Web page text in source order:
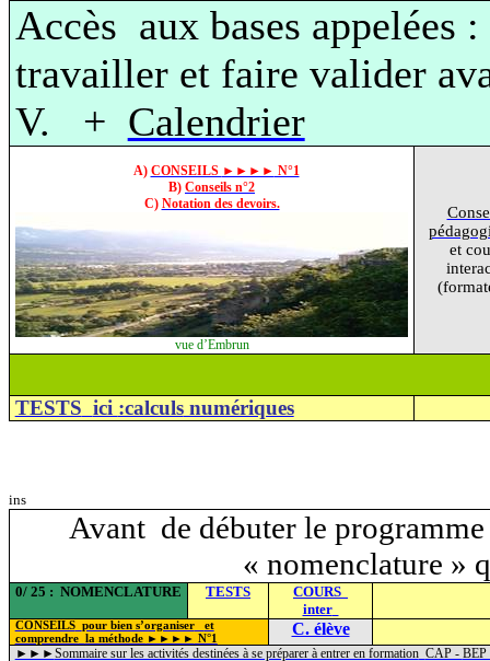
Accès aux bases appelées :
travailler et faire valider
V. + Calendrier
A) CONSEILS ►►►► N°1
B) Conseils n°2
C) Notation des devoirs.
vue d’Embrun
et
TESTS ici :calculsnumériques
ins
Avant de débuter le
« nomenclature »
0/ 25 : NOMENCLATURE TESTS
COURS
inter
CONSEILS pour bien s’organiser
et
comprendre la méthode ►►►► N°1
C. élève
►►►Sommaire sur les activités destinées à se préparer à entrer en formation CAP -